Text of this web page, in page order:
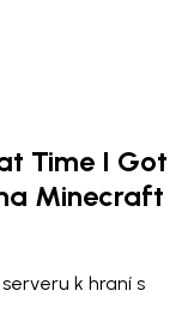
Time I Got
Minecraft
k hraní s